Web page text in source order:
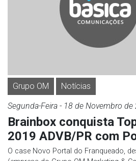
Grupo OM Notícias
Segunda-Feira - 18 de Novembro de
Brainbox conquista
2019 ADVB/PR com
O case Novo Portal do Franqueado,